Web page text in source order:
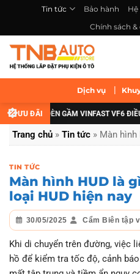
nội
dung
Tin tức Bảo hành
Chính sách
Dịch vụ |
ƯU ĐÃI
CẤP ĐÈN GẦM VINFAST VF6 ĐIỀU
Trang chủ » Tin tức » Màn hình
TIN TỨC
Màn hình HUD là
loại HUD hiện nay
30/05/2025 Cẩm Biên tập
Khi di chuyển trên đường, việc
hồ để kiểm tra tốc độ, cảnh